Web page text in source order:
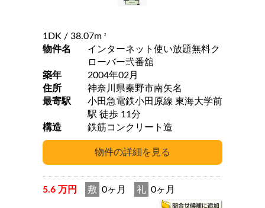
1DK / 38.07m 2
物件名
インターネット使い放題無料ク
ローバー弐番舘
築年
2004年02月
住所
神奈川県秦野市南矢名
最寄駅
小田急電鉄小田原線 東海大学前
駅 徒歩 11分
構造
鉄筋コンクリート造
5.6 万円 敷 0ヶ月 礼 0ヶ月